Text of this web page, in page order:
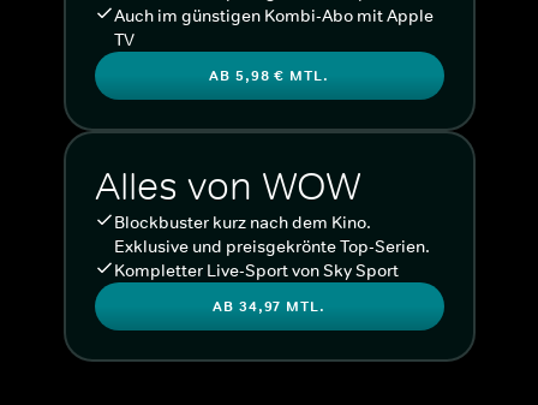
Auch im günstigen Kombi-Abo mit Apple
TV
AB 5,98 € MTL.
Alles von WOW
Blockbuster kurz nach dem Kino.
Exklusive und preisgekrönte Top-Serien.
Kompletter Live-Sport von Sky Sport
AB 34,97 MTL.